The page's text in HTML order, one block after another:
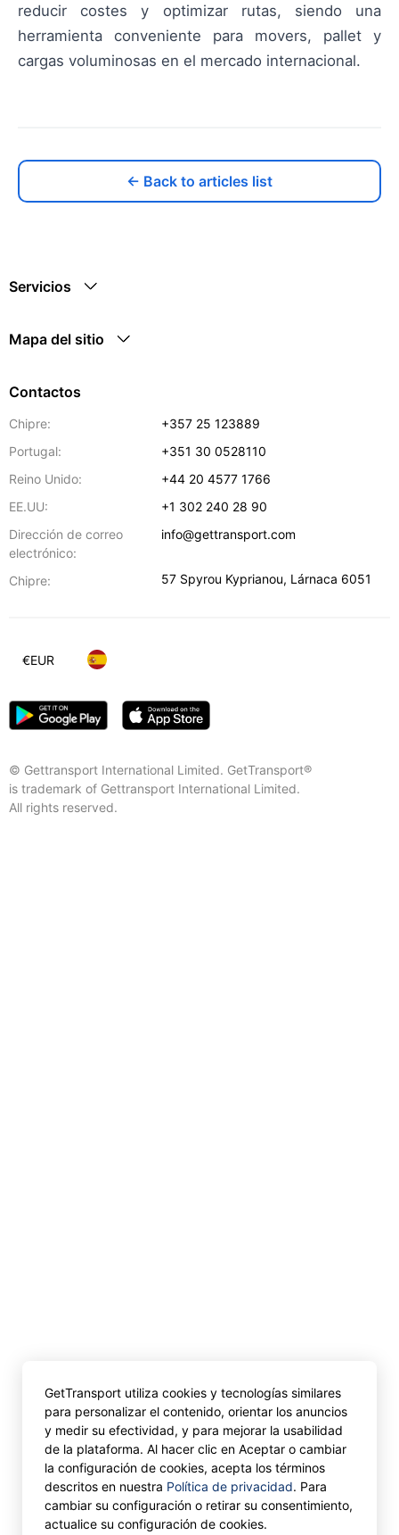
reducir costes y optimizar rutas, siendo una
herramienta conveniente para movers, pallet y
cargas voluminosas en el mercado internacional.
← Back to articles list
Servicios
Mapa del sitio
Contactos
Chipre:
+357 25 123889
Portugal:
+351 30 0528110
Reino Unido:
+44 20 4577 1766
EE.UU:
+1 302 240 28 90
Dirección de correo
electrónico:
info@gettransport.com
Chipre: 57 Spyrou Kyprianou, Lárnaca 6051
© Gettransport International Limited. GetTransport®
is trademark of Gettransport International Limited.
All rights reserved.
€EUR
GetTransport utiliza cookies y tecnologías similares
para personalizar el contenido, orientar los anuncios
y medir su efectividad, y para mejorar la usabilidad
de la plataforma. Al hacer clic en Aceptar o cambiar
la configuración de cookies, acepta los términos
descritos en nuestra Política de privacidad. Para
cambiar su configuración o retirar su consentimiento,
actualice su configuración de cookies.